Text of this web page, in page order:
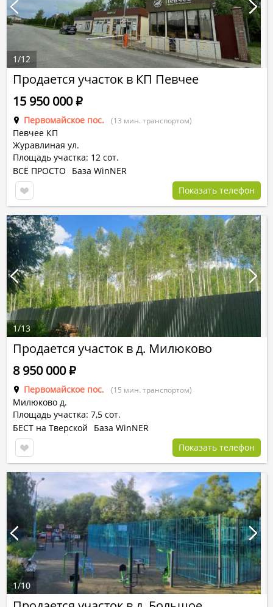
Продается участок в КП Певчее
Первомайское пос. (13 мин. транспортом)
Певчее КП
Журавлиная ул.
Площадь участка: 12 сот.
15 950 000Р
ВСЁ ПРОСТО
База WinNER
Показать телефон
1/12
Продается участок в д. Милюково
Первомайское пос. (15 мин. транспортом)
Милюково д.
Площадь участка: 7,5 сот.
8 950 000Р
БЕСТ на Тверской
База WinNER
Показать телефон
1/13
1/10